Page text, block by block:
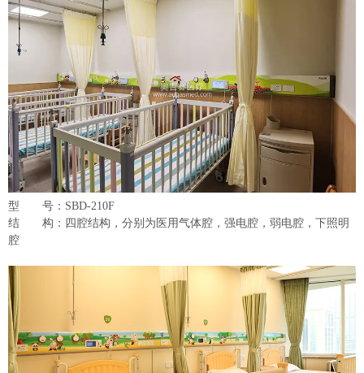
型 号：SBD-210F
结 构：四腔结构，分别为医用气体腔，强电腔，弱电腔，下照明
腔